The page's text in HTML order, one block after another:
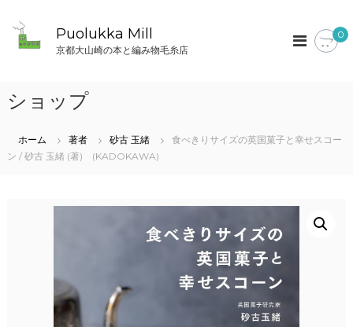
プ
Puolukka Mill
京都大山崎の本と編み物毛糸店
0
ショップ
ホーム 著者 砂古 玉緒
食べきりサイズの英国菓子と幸せスコー
ン / 砂古 玉緒 (著) (KADOKAWA)